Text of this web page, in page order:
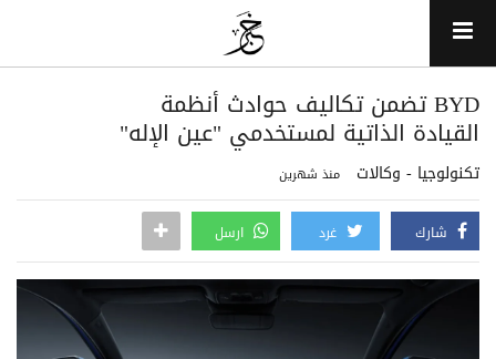
BYD تضمن تكاليف حوادث أنظمة
القيادة الذاتية لمستخدمي "عين الإله"
تكنولوجيا - وكالات منذ شهرين
شارك غرد ارسل